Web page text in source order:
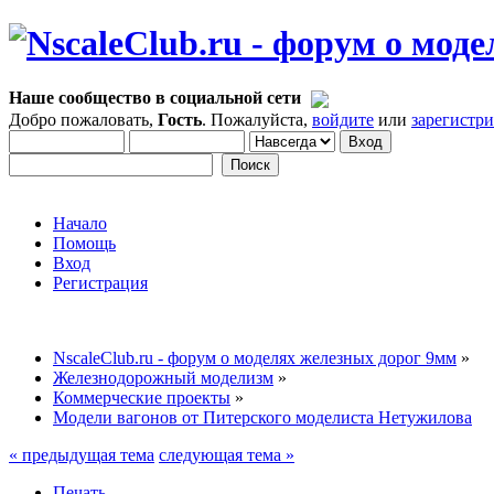
Наше сообщество в социальной сети
Добро пожаловать, Гость. Пожалуйста, войдите или
Начало
Помощь
Вход
Регистрация
NscaleClub.ru - форум о моделях железных дорог 9мм »
Железнодорожный моделизм »
Коммерческие проекты »
Модели вагонов от Питерского моделиста Нетужилова
« предыдущая тема следующая тема »